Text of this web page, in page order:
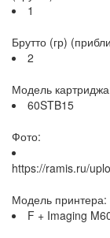
1
Брутто (гр)
2
Модель
60STB15
Фото:
https://ramis.ru/
Модель принтера:
F + Imaging